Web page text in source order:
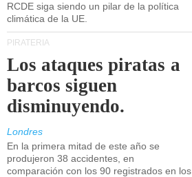
RCDE siga siendo un pilar de la política
climática de la UE.
PIRATERÍA
Los ataques piratas a
barcos siguen
disminuyendo.
Londres
En la primera mitad de este año se
produjeron 38 accidentes, en
comparación con los 90 registrados en los